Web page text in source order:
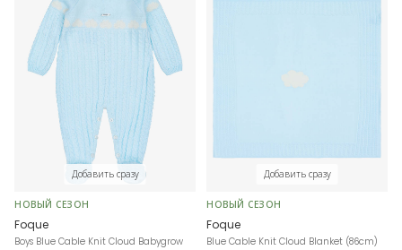
Добавить сразу
НОВЫЙ СЕЗОН
Foque
Boys Blue Cable Knit Cloud Babygrow
Добавить сразу
НОВЫЙ СЕЗОН
Foque
Blue Cable Knit Cloud Blanket (86cm)